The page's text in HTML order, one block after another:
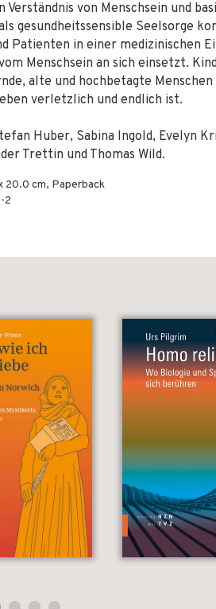
Verständnis von Menschsein und
gesundheitssensible Seelsorge
Patienten in einer medizinischen
Menschsein an sich einsetzt.
alte und hochbetagte
verletzlich und endlich ist.
Huber, Sabina Ingold, Evelyn
Trettin und Thomas Wild.
20.0 cm, Paperback
2